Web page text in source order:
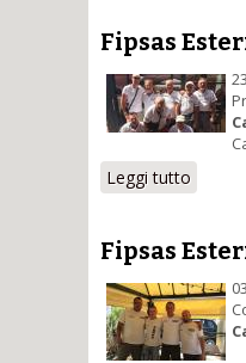
Fipsas
Leggi tutto
Fipsas